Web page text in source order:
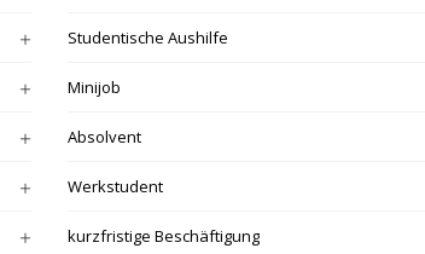
Studentische Aushilfe
Minijob
Absolvent
Werkstudent
kurzfristige Beschäftigung